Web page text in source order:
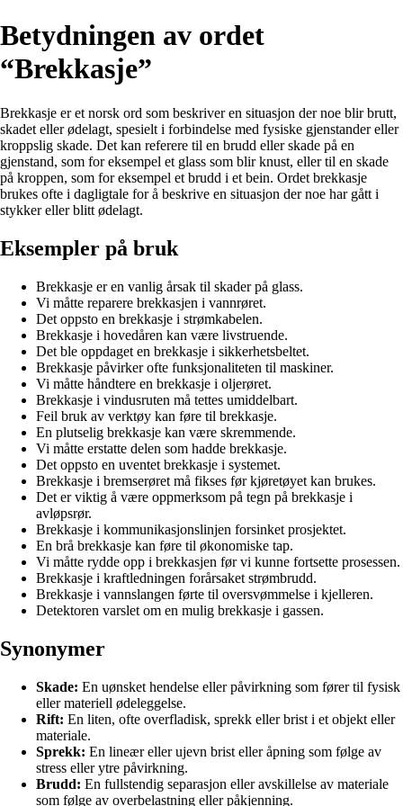
Betydningen av ordet
“Brekkasje”
Brekkasje er et norsk ord som beskriver en situasjon der noe blir brutt,
skadet eller ødelagt, spesielt i forbindelse med fysiske gjenstander eller
kroppslig skade. Det kan referere til en brudd eller skade på en
gjenstand, som for eksempel et glass som blir knust, eller til en skade
på kroppen, som for eksempel et brudd i et bein. Ordet brekkasje
brukes ofte i dagligtale for å beskrive en situasjon der noe har gått i
stykker eller blitt ødelagt.
Eksempler på bruk
Brekkasje er en vanlig årsak til skader på glass.
Vi måtte reparere brekkasjen i vannrøret.
Det oppsto en brekkasje i strømkabelen.
Brekkasje i hovedåren kan være livstruende.
Det ble oppdaget en brekkasje i sikkerhetsbeltet.
Brekkasje påvirker ofte funksjonaliteten til maskiner.
Vi måtte håndtere en brekkasje i oljerøret.
Brekkasje i vindusruten må tettes umiddelbart.
Feil bruk av verktøy kan føre til brekkasje.
En plutselig brekkasje kan være skremmende.
Vi måtte erstatte delen som hadde brekkasje.
Det oppsto en uventet brekkasje i systemet.
Brekkasje i bremserøret må fikses før kjøretøyet kan brukes.
Det er viktig å være oppmerksom på tegn på brekkasje i
avløpsrør.
Brekkasje i kommunikasjonslinjen forsinket prosjektet.
En brå brekkasje kan føre til økonomiske tap.
Vi måtte rydde opp i brekkasjen før vi kunne fortsette prosessen.
Brekkasje i kraftledningen forårsaket strømbrudd.
Brekkasje i vannslangen førte til oversvømmelse i kjelleren.
Detektoren varslet om en mulig brekkasje i gassen.
Synonymer
Skade: En uønsket hendelse eller påvirkning som fører til fysisk
eller materiell ødeleggelse.
Rift: En liten, ofte overfladisk, sprekk eller brist i et objekt eller
materiale.
Sprekk: En lineær eller ujevn brist eller åpning som følge av
stress eller ytre påvirkning.
Brudd: En fullstendig separasjon eller avskillelse av materiale
som følge av overbelastning eller påkjenning.